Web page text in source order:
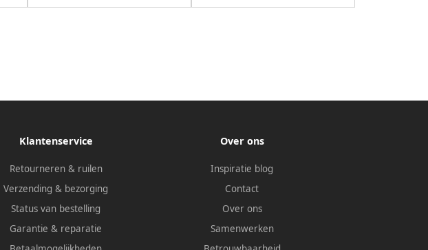
Klantenservice
Retourneren & ruilen
Verzending & bezorging
Status van bestelling
Garantie & reparatie
Over ons
Inspiratie blog
Contact
Over ons
Samenwerken